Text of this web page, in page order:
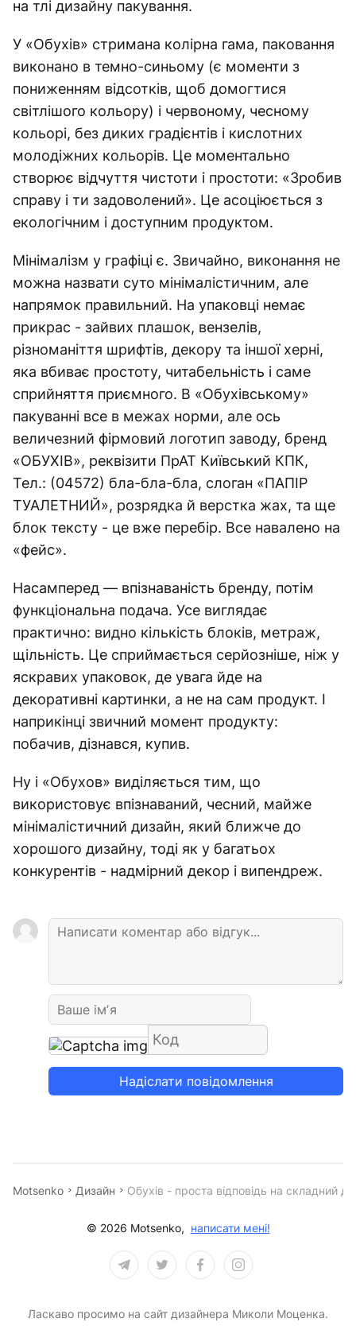
на тлі дизайну пакування.
У «Обухів» стримана колірна гама, паковання
виконано в темно-синьому (є моменти з
пониженням відсотків, щоб домогтися
світлішого кольору) і червоному, чесному
кольорі, без диких градієнтів і кислотних
молодіжних кольорів. Це моментально
створює відчуття чистоти і простоти: «Зробив
справу і ти задоволений». Це асоціюється з
екологічним і доступним продуктом.
Мінімалізм у графіці є. Звичайно, виконання не
можна назвати суто мінімалістичним, але
напрямок правильний. На упаковці немає
прикрас - зайвих плашок, вензелів,
різноманіття шрифтів, декору та іншої херні,
яка вбиває простоту, читабельність і саме
сприйняття приємного. В «Обухівському»
пакуванні все в межах норми, але ось
величезний фірмовий логотип заводу, бренд
«ОБУХІВ», реквізити ПрАТ Київський КПК,
Тел.: (04572) бла-бла-бла, слоган «ПАПІР
ТУАЛЕТНИЙ», розрядка й верстка жах, та ще
блок тексту - це вже перебір. Все навалено на
«фейс».
Насамперед — впізнаваність бренду, потім
функціональна подача. Усе виглядає
практично: видно кількість блоків, метраж,
щільність. Це сприймається серйозніше, ніж у
яскравих упаковок, де увага йде на
декоративні картинки, а не на сам продукт. І
наприкінці звичний момент продукту:
побачив, дізнався, купив.
Ну і «Обухов» виділяється тим, що
використовує впізнаваний, чесний, майже
мінімалістичний дизайн, який ближче до
хорошого дизайну, тоді як у багатьох
конкурентів - надмірний декор і випендреж.
Надіслати повідомлення
Motsenko Дизайн Обухів - проста відповідь на складний
© 2026 Motsenko, написати мені!
Ласкаво просимо на сайт дизайнера Миколи Моценка.